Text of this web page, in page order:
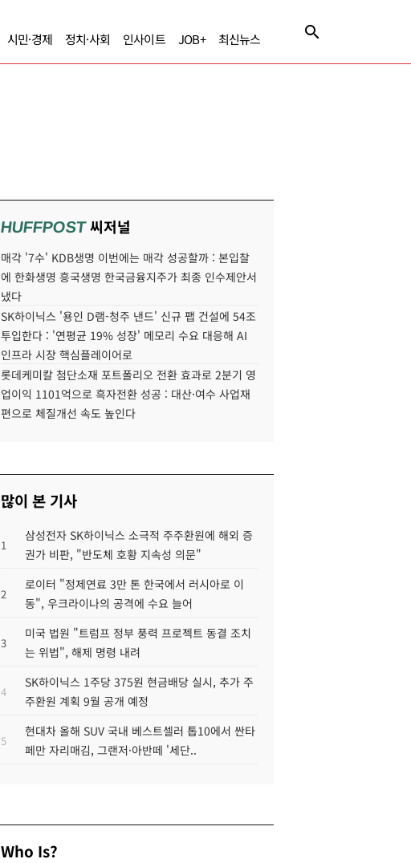
시민·경제 정치·사회 인사이트 JOB+ 최신뉴스
HUFFPOST씨저널
매각 '7수' KDB생명 이번에는 매각 성공할까 : 본입찰
에 한화생명 흥국생명 한국금융지주가 최종 인수제안서
냈다
SK하이닉스 '용인 D램-청주 낸드' 신규 팹 건설에 54조
투입한다 : '연평균 19% 성장' 메모리 수요 대응해 AI
인프라 시장 핵심플레이어로
롯데케미칼 첨단소재 포트폴리오 전환 효과로 2분기 영
업이익 1101억으로 흑자전환 성공 : 대산·여수 사업재
편으로 체질개선 속도 높인다
많이 본 기사
1
삼성전자 SK하이닉스 소극적 주주환원에 해외 증
권가 비판, "반도체 호황 지속성 의문"
2
로이터 "정제연료 3만 톤 한국에서 러시아로 이
동", 우크라이나의 공격에 수요 늘어
3
미국 법원 "트럼프 정부 풍력 프로젝트 동결 조치
는 위법", 해제 명령 내려
4
SK하이닉스 1주당 375원 현금배당 실시, 추가 주
주환원 계획 9월 공개 예정
5
현대차 올해 SUV 국내 베스트셀러 톱10에서 싼타
페만 자리매김, 그랜저·아반떼 '세단..
Who Is?